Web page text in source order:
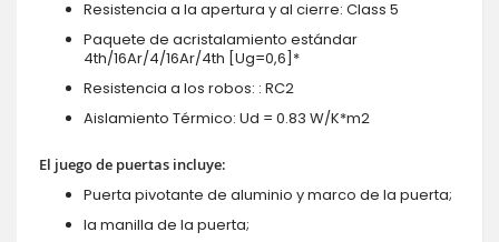
Resistencia a la apertura y al cierre: Class 5
Paquete de acristalamiento estándar
4th/16Ar/4/16Ar/4th [Ug=0,6]*
Resistencia a los robos: : RC2
Aislamiento Térmico: Ud = 0.83 W/K*m2
El juego de puertas incluye:
Puerta pivotante de aluminio y marco de la puerta;
la manilla de la puerta;